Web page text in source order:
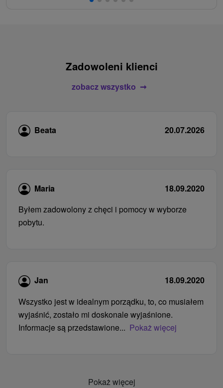
Zadowoleni klienci
zobacz wszystko
Beata 20.07.2026
Maria
18.09.2020
Byłem zadowolony z chęci i pomocy w wyborze
pobytu.
Jan
18.09.2020
Wszystko jest w idealnym porządku, to, co musiałem
wyjaśnić, zostało mi doskonale wyjaśnione.
Informacje są przedstawione... Pokaż więcej
Pokaż więcej